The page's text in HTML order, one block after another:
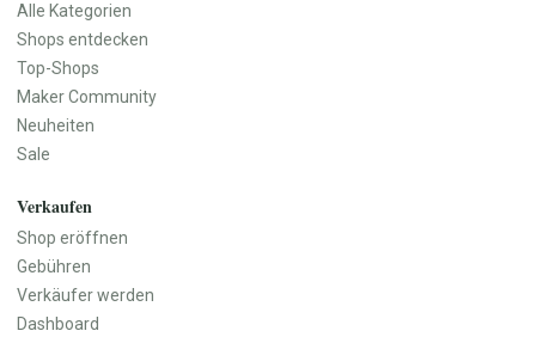
Alle Kategorien
Shops entdecken
Top-Shops
Maker Community
Neuheiten
Sale
Verkaufen
Shop eröffnen
Gebühren
Verkäufer werden
Dashboard